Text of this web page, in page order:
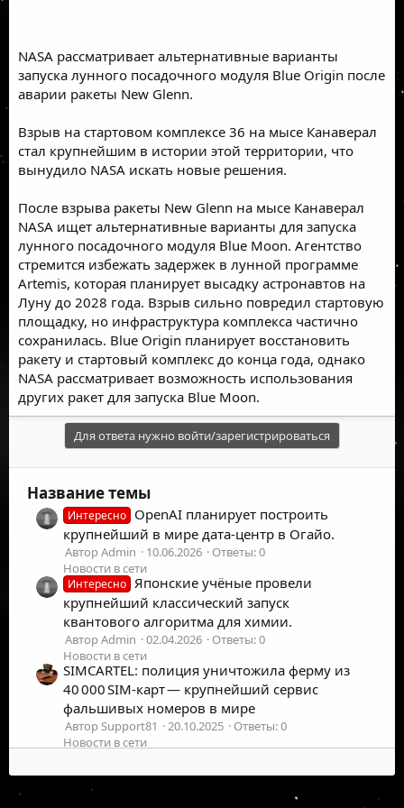
NASA рассматривает альтернативные варианты
запуска лунного посадочного модуля Blue Origin после
аварии ракеты New Glenn.
Взрыв на стартовом комплексе 36 на мысе Канаверал
стал крупнейшим в истории этой территории, что
вынудило NASA искать новые решения.
После взрыва ракеты New Glenn на мысе Канаверал
NASA ищет альтернативные варианты для запуска
лунного посадочного модуля Blue Moon. Агентство
стремится избежать задержек в лунной программе
Artemis, которая планирует высадку астронавтов на
Луну до 2028 года. Взрыв сильно повредил стартовую
площадку, но инфраструктура комплекса частично
сохранилась. Blue Origin планирует восстановить
ракету и стартовый комплекс до конца года, однако
NASA рассматривает возможность использования
других ракет для запуска Blue Moon.
Для ответа нужно войти/зарегистрироваться
Название темы
Интересно OpenAI планирует построить
крупнейший в мире дата-центр в Огайо.
Автор Admin 10.06.2026
Ответы: 0
Новости в сети
Интересно Японские учёные провели
крупнейший классический запуск
квантового алгоритма для химии.
Автор Admin 02.04.2026
Ответы: 0
Новости в сети
SIMCARTEL: полиция уничтожила ферму из
40 000 SIM‑карт — крупнейший сервис
фальшивых номеров в мире
Автор Support81 20.10.2025
Ответы: 0
Новости в сети
с Bybit украдено $1,46 млрд
Автор Support81
UFOLabs. Все права защищены.